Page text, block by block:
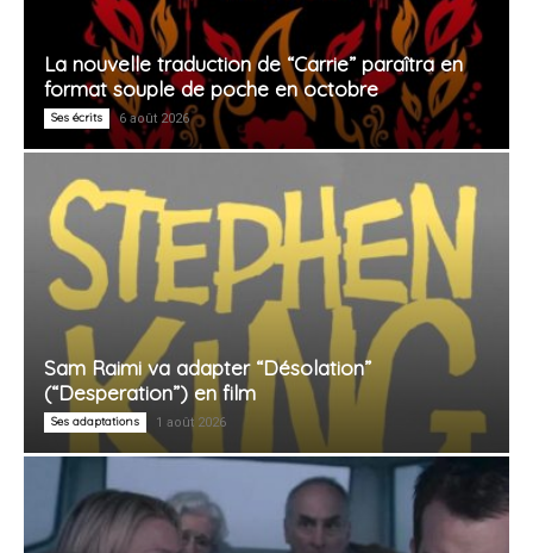
La nouvelle traduction de “Carrie” paraîtra en
format souple de poche en octobre
Ses écrits 6 août 2026
Sam Raimi va adapter “Désolation”
(“Desperation”) en film
Ses adaptations 1 août 2026